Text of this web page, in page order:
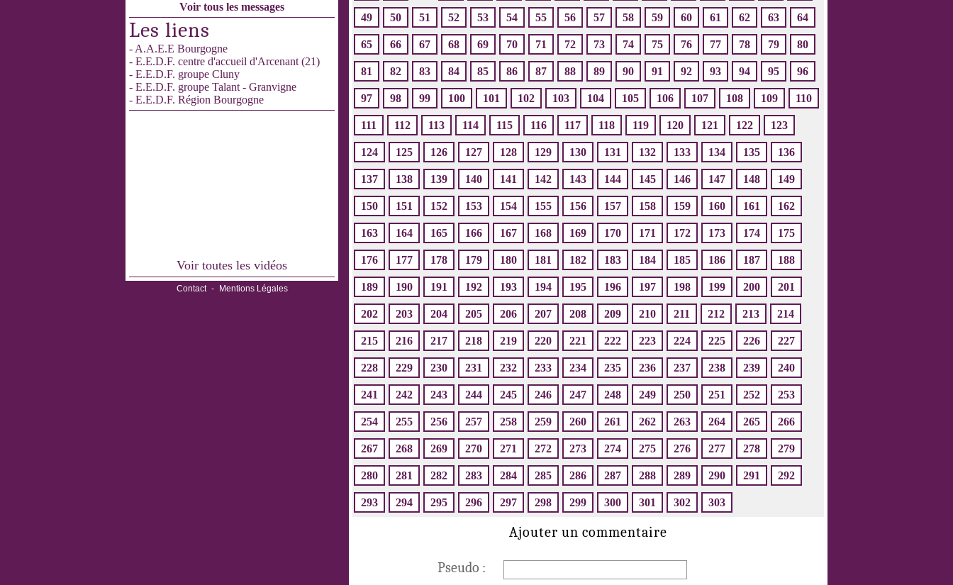
Voir tous les messages
Les liens
- A.A.E.E Bourgogne
- E.E.D.F. centre d'accueil d'Arcenant (21)
- E.E.D.F. groupe Cluny
- E.E.D.F. groupe Talant - Granvigne
- E.E.D.F. Région Bourgogne
Voir toutes les vidéos
Contact - Mentions Légales
49 50 51 52 53 54 55 56 57 58 59 60 61 62 63 64
65 66 67 68 69 70 71 72 73 74 75 76 77 78 79 80
81 82 83 84 85 86 87 88 89 90 91 92 93 94 95 96
97 98 99 100 101 102 103 104 105 106 107 108 109 110
111 112 113 114 115 116 117 118 119 120 121 122 123
124 125 126 127 128 129 130 131 132 133 134 135 136
137 138 139 140 141 142 143 144 145 146 147 148 149
150 151 152 153 154 155 156 157 158 159 160 161 162
163 164 165 166 167 168 169 170 171 172 173 174 175
176 177 178 179 180 181 182 183 184 185 186 187 188
189 190 191 192 193 194 195 196 197 198 199 200 201
202 203 204 205 206 207 208 209 210 211 212 213 214
215 216 217 218 219 220 221 222 223 224 225 226 227
228 229 230 231 232 233 234 235 236 237 238 239 240
241 242 243 244 245 246 247 248 249 250 251 252 253
254 255 256 257 258 259 260 261 262 263 264 265 266
267 268 269 270 271 272 273 274 275 276 277 278 279
280 281 282 283 284 285 286 287 288 289 290 291 292
293 294 295 296 297 298 299 300 301 302 303
Ajouter un commentaire
Pseudo :